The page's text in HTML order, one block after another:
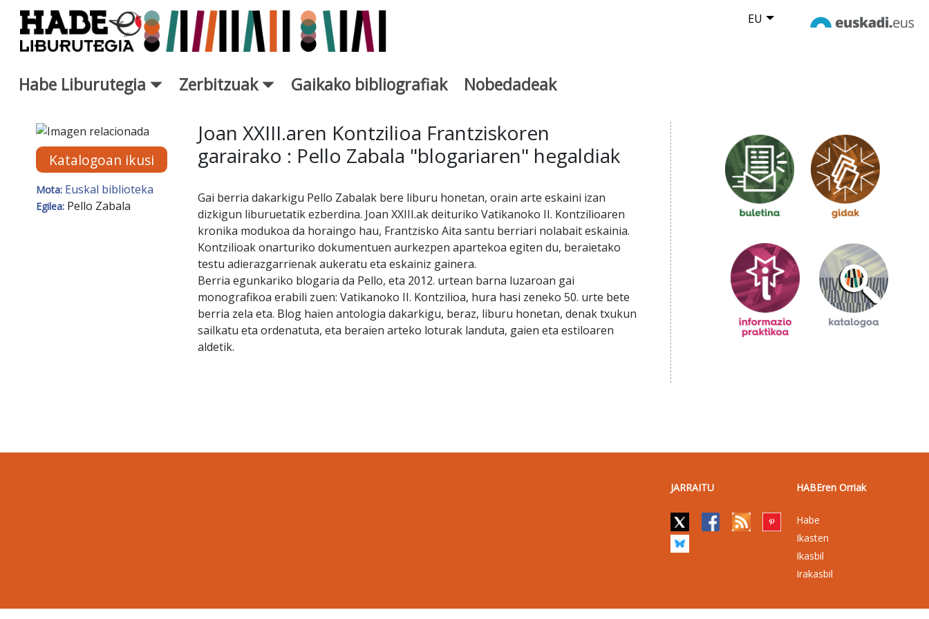
Eduki nagusira joan EU
Habe Liburutegia Zerbitzuak Gaikako bibliografiak Nobedadeak
Eskuratu berriak Fitxa - Liburutegia
Katalogoan ikusi
Mota: Euskal biblioteka
Egilea: Pello Zabala
Joan XXIII.aren Kontzilioa Frantziskoren
garairako : Pello Zabala "blogariaren" hegaldiak
Gai berria dakarkigu Pello Zabalak bere liburu honetan, orain arte eskaini izan
dizkigun liburuetatik ezberdina. Joan XXIII.ak deituriko Vatikanoko II. Kontzilioaren
kronika modukoa da horaingo hau, Frantzisko Aita santu berriari nolabait eskainia.
Kontzilioak onarturiko dokumentuen aurkezpen apartekoa egiten du, beraietako
testu adierazgarrienak aukeratu eta eskainiz gainera.
Berria egunkariko blogaria da Pello, eta 2012. urtean barna luzaroan gai
monografikoa erabili zuen: Vatikanoko II. Kontzilioa, hura hasi zeneko 50. urte bete
berria zela eta. Blog haien antologia dakarkigu, beraz, liburu honetan, denak txukun
sailkatu eta ordenatuta, eta beraien arteko loturak landuta, gaien eta estiloaren
aldetik.
JARRAITU HABEren Orriak
Habe
Ikasten
Ikasbil
Irakasbil